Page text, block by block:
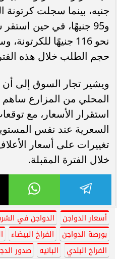
و95 جنيهًا، في حين
نحو 116 جنيهًا
حجم الطلب خلال هذه
ويشير تجار السوق إلى أن
المحلي من المزارع
استقرار الأسعار، مع
السعرية عند نفس
تغييرات على أسعار
خلال الفترة المقبلة.
أسعار الدواجن الدواجن في
بورصة الدواجن
الفراخ البيضاء
الفراخ البلدي
البانيه صدور